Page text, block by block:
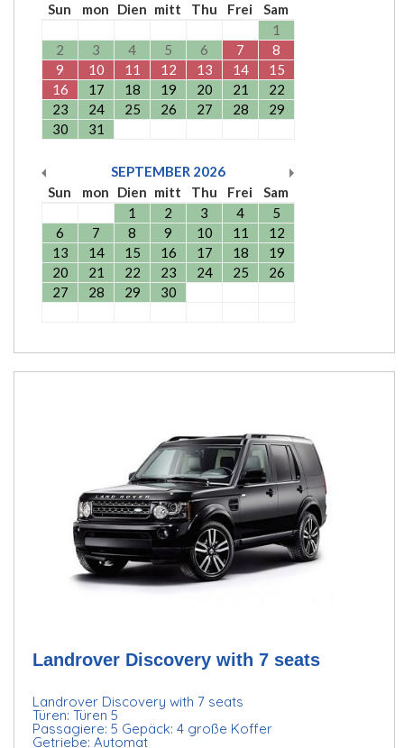
Sun
mon Dien mitt Thu Frei
Sam
1
2
3 4 5 6 7
8
9
10 11 12 13 14
15
16
17 18 19 20 21
22
23
24 25 26 27 28
29
30
31
SEPTEMBER 2026
Sun
mon Dien mitt Thu Frei
Sam
1
2 3 4
5
6
7 8 9 10 11
12
13
14 15 16 17 18
19
20
21 22 23 24 25
26
27
28 29 30
Landrover Discovery with 7 seats
Landrover Discovery with 7 seats
Türen: Türen 5
Passagiere: 5 Gepäck: 4 große Koffer
Getriebe: Automat